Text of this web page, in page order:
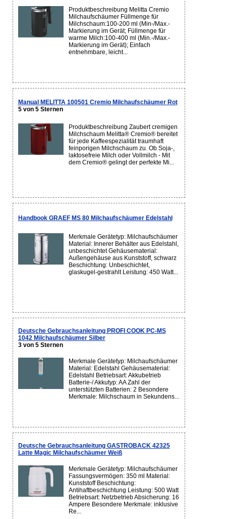
Produktbeschreibung Melitta Cremio
Milchaufschäumer Füllmenge für
Milchschaum:100-200 ml (Min-/Max.-
Markierung im Gerät; Füllmenge für
warme Milch:100-400 ml (Min.-/Max.-
Markierung im Gerät); Einfach
entnehmbare, leicht...
Manual MELITTA 100501 Cremio Milchaufschäumer Rot
5 von 5 Sternen
Produktbeschreibung Zaubert cremigen
Milchschaum Melitta® Cremio® bereitet
für jede Kaffeespezialität traumhaft
feinporigen Milchschaum zu. Ob Soja-,
laktosefreie Milch oder Vollmilch - Mit
dem Cremio® gelingt der perfekte Mi...
Handbook GRAEF MS 80 Milchaufschäumer Edelstahl
Merkmale Gerätetyp: Milchaufschäumer
Material: Innerer Behälter aus Edelstahl,
unbeschichtet Gehäusematerial:
Außengehäuse aus Kunststoff, schwarz
Beschichtung: Unbeschichtet,
glaskugel-gestrahlt Leistung: 450 Watt...
Deutsche Gebrauchsanleitung PROFI COOK PC-MS
1042 Milchaufschäumer Silber
3 von 5 Sternen
Merkmale Gerätetyp: Milchaufschäumer
Material: Edelstahl Gehäusematerial:
Edelstahl Betriebsart: Akkubetrieb
Batterie-/ Akkutyp: AA Zahl der
unterstützten Batterien: 2 Besondere
Merkmale: Milchschaum in Sekundens...
Deutsche Gebrauchsanleitung GASTROBACK 42325
Latte Magic Milchaufschäumer Weiß
Merkmale Gerätetyp: Milchaufschäumer
Fassungsvermögen: 350 ml Material:
Kunststoff Beschichtung:
Antihaftbeschichtung Leistung: 500 Watt
Betriebsart: Netzbetrieb Absicherung: 16
Ampere Besondere Merkmale: inklusive
Re...